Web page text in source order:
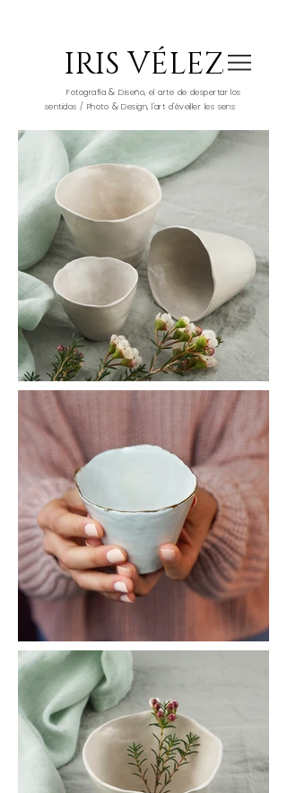
IRIS VÉLEZ
Fotografía& Diseño, el arte de despertar los
sentidos / Photo & Design, l'art d'éveiller les sens